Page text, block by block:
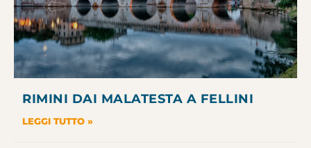
RIMINI DAI MALATESTA A FELLINI
LEGGI TUTTO »